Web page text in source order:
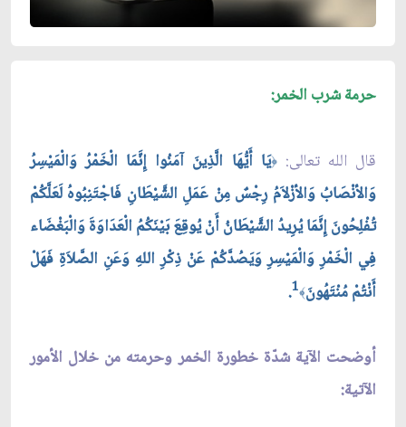
حرمة شرب الخمر:
قال الله تعالى:﴿يَا أَيُّهَا الَّذِينَ آمَنُوا إِنَّمَا الْخَمْرُ وَالْمَيْسِرُ
وَالأنْصَابُ وَالأزْلاَمُ رِجْسٌ مِنْ عَمَلِ الشَّيْطَانِ فَاجْتَنِبُوهُ لَعَلَّكُمْ
تُفْلِحُونَ إِنَّمَا يُرِيدُ الشَّيْطَانُ أَنْ يُوقِعَ بَيْنَكُمُ الْعَدَاوَةَ وَالْبَغْضَاء
فِي الْخَمْرِ وَالْمَيْسِرِ وَيَصُدَّكُمْ عَنْ ذِكْرِ اللهِ وَعَنِ الصَّلاَةِ فَهَلْ
أَنْتُمْ مُنْتَهُونَ﴾1
.
أوضحت الآية شدّة خطورة الخمر وحرمته من خلال الأمور
الآتية: